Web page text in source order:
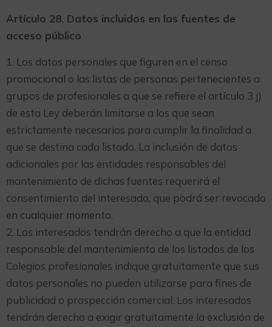
Artículo 28. Datos incluidos en las fuentes de
acceso público
1. Los datos personales que figuren en el censo
promocional o las listas de personas pertenecientes a
grupos de profesionales a que se refiere el artículo 3 j)
de esta Ley deberán limitarse a los que sean
estrictamente necesarios para cumplir la finalidad a
que se destina cada listado. La inclusión de datos
adicionales por las entidades responsables del
mantenimiento de dichas fuentes requerirá el
consentimiento del interesado, que podrá ser revocado
en cualquier momento.
2. Los interesados tendrán derecho a que la entidad
responsable del mantenimiento de los listados de los
Colegios profesionales indique gratuitamente que sus
datos personales no pueden utilizarse para fines de
publicidad o prospección comercial. Los interesados
tendrán derecho a exigir gratuitamente la exclusión de